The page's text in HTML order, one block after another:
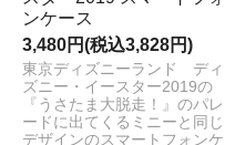
ンケース
3,480円(税込3,828円)
東京ディズニーランド ディ
ズニー・イースター2019の
『うさたま大脱走！』のパレ
ードに出てくるミニーと同じ
デザインのスマートフォンケ